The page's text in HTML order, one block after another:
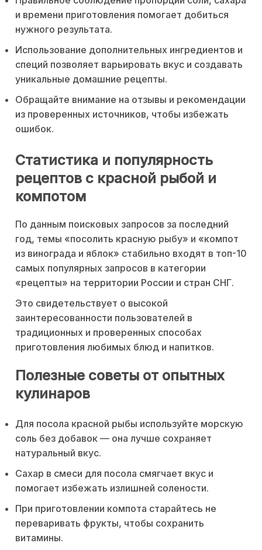
и времени приготовления помогает добиться
нужного результата.
Использование дополнительных ингредиентов и
специй позволяет варьировать вкус и создавать
уникальные домашние рецепты.
Обращайте внимание на отзывы и рекомендации
из проверенных источников, чтобы избежать
ошибок.
Статистика и популярность
рецептов с красной рыбой и
компотом
По данным поисковых запросов за последний
год, темы «посолить красную рыбу» и «компот
из винограда и яблок» стабильно входят в топ-10
самых популярных запросов в категории
«рецепты» на территории России и стран СНГ.
Это свидетельствует о высокой
заинтересованности пользователей в
традиционных и проверенных способах
приготовления любимых блюд и напитков.
Полезные советы от опытных
кулинаров
Для посола красной рыбы используйте морскую
соль без добавок — она лучше сохраняет
натуральный вкус.
Сахар в смеси для посола смягчает вкус и
помогает избежать излишней солености.
При приготовлении компота старайтесь не
переваривать фрукты, чтобы сохранить
витамины.